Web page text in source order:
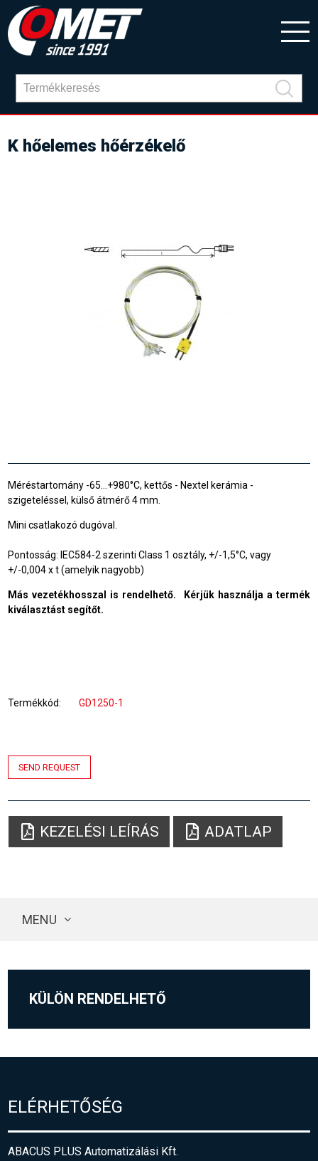
K hőelemes hőérzékelő
Méréstartomány -65…+980°C, kettős - Nextel kerámia -
szigeteléssel, külső átmérő 4 mm.
Mini csatlakozó dugóval.
Pontosság: IEC584-2 szerinti Class 1 osztály, +/-1,5°C, vagy
+/-0,004 x t (amelyik nagyobb)
Más vezetékhosszal is rendelhető. Kérjük használja a termék
kiválasztást segítőt.
Termékkód GD1250-1
SEND REQUEST
KEZELÉSI LEÍRÁS ADATLAP
MENU
KÜLÖN RENDELHETŐ
ELÉRHETŐSÉG
ABACUS PLUS Automatizálási Kft.